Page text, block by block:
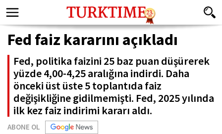
Fed faiz kararını açıkladı
Fed, politika faizini 25 baz puan düşürerek
yüzde 4,00-4,25 aralığına indirdi. Daha
önceki üst üste 5 toplantıda faiz
değişikliğine gidilmemişti. Fed, 2025 yılında
ilk kez faiz indirimi kararı aldı.
ABONE OL